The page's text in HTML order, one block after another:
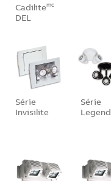
Cadilitemc
DEL
Série
Invisilite
Série
Legend